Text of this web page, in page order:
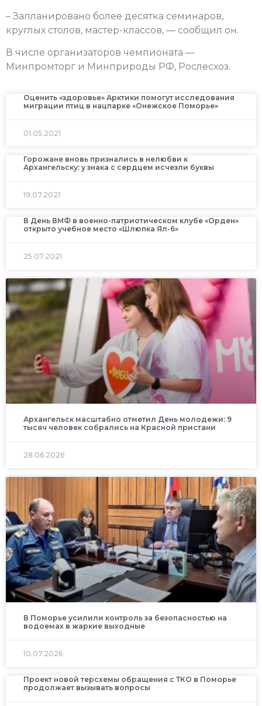
– Запланировано более десятка семинаров,
круглых столов, мастер-классов, — сообщил он.
В числе организаторов чемпионата —
Минпромторг и Минприроды РФ, Рослесхоз.
Оценить «здоровье» Арктики помогут исследования
миграции птиц в нацпарке «Онежское Поморье»
01.05.2021
Горожане вновь признались в нелюбви к
Архангельску: у знака с сердцем исчезли буквы
19.07.2021
В День ВМФ в военно-патриотическом клубе «Орден»
открыто учебное место «Шлюпка Ял-6»
25.07.2021
Архангельск масштабно отметил День молодежи: 9
тысяч человек собрались на Красной пристани
28.06.2026
В Поморье усилили контроль за безопасностью на
водоемах в жаркие выходные
10.07.2026
Проект новой терсхемы обращения с ТКО в Поморье
продолжает вызывать вопросы